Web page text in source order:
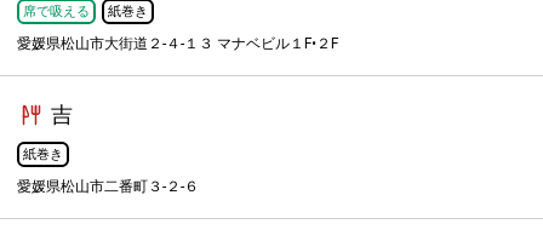
席で吸える 紙巻き
愛媛県松山市大街道２-４-１３ マナベビル１F•２F
吉
紙巻き
愛媛県松山市二番町３-２-６